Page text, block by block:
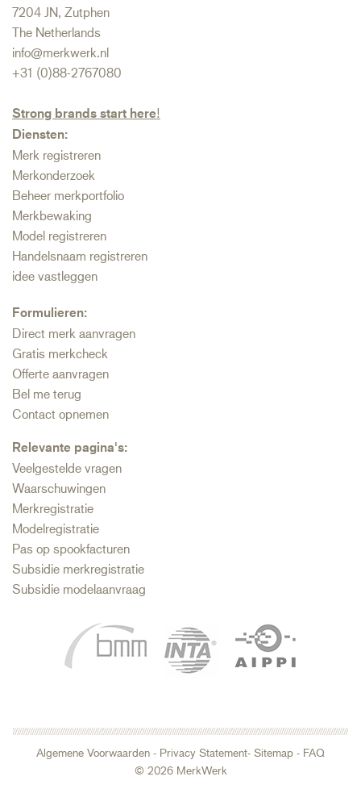
7204 JN, Zutphen
The Netherlands
info@merkwerk.nl
+31 (0)88-2767080
Strong brands start here!
Diensten:
Merk registreren
Merkonderzoek
Beheer merkportfolio
Merkbewaking
Model registreren
Handelsnaam registreren
idee vastleggen
Formulieren:
Direct merk aanvragen
Gratis merkcheck
Offerte aanvragen
Bel me terug
Contact opnemen
Relevante pagina's:
Veelgestelde vragen
Waarschuwingen
Merkregistratie
Modelregistratie
Pas op spookfacturen
Subsidie merkregistratie
Subsidie modelaanvraag
Algemene Voorwaarden - Privacy Statement- Sitemap - FAQ
© 2026 MerkWerk